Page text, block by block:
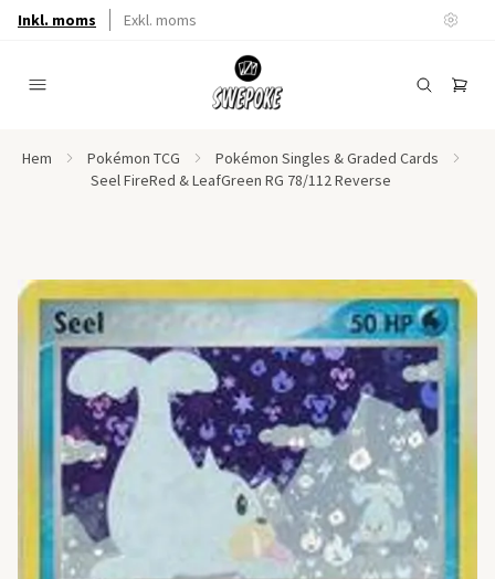
Inkl. moms Exkl. moms
Hem Pokémon TCG
Pokémon Singles & Graded Cards
Seel FireRed & LeafGreen RG 78/112 Reverse